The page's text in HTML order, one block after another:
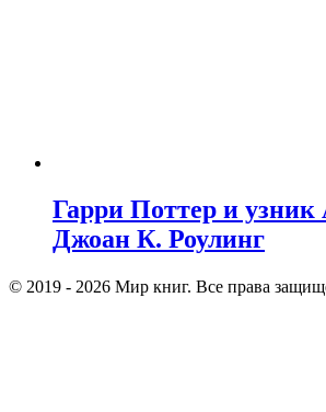
Гарри Поттер и узник
Джоан К. Роулинг
© 2019 - 2026 Мир книг. Все права